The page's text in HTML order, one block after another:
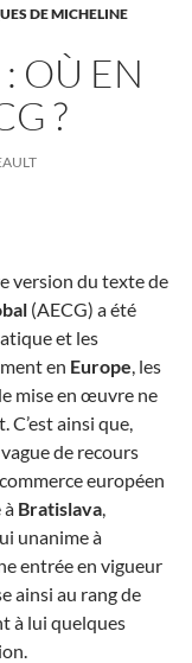
DE MICHELINE
OÙ EN
?
version du texte de
(AECG) a été
et les
en Europe, les
mise en œuvre ne
ainsi que,
de recours
européen
à Bratislava,
unanime à
entrée en vigueur
ainsi au rang de
à lui quelques